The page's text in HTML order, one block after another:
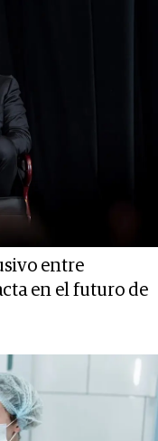
entre
en el futuro de